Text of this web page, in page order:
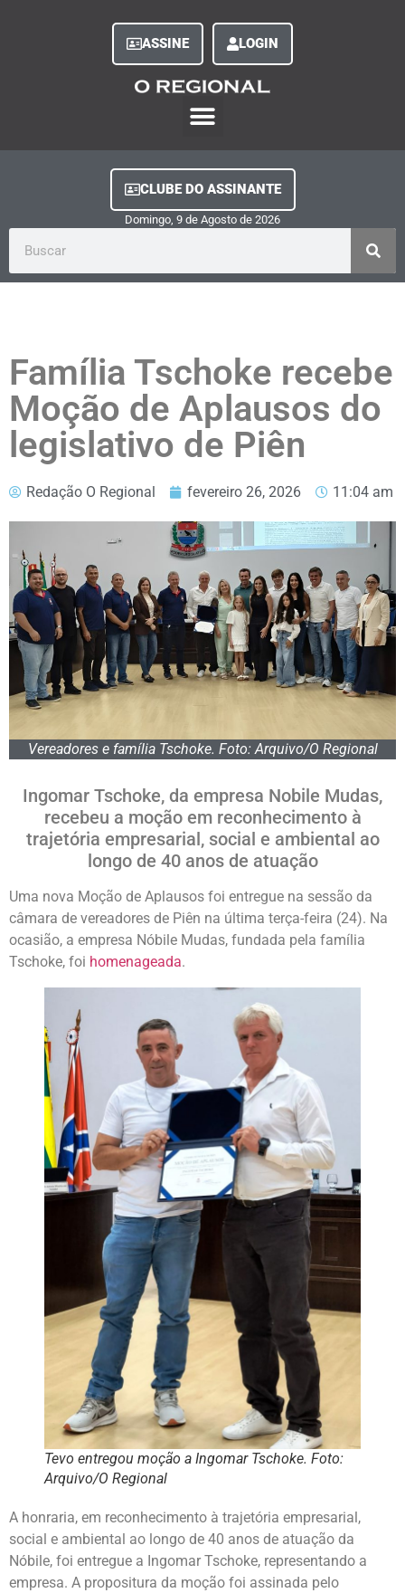
ASSINE LOGIN
CLUBE DO ASSINANTE
Domingo, 9 de Agosto de 2026
Família Tschoke recebe
Moção de Aplausos do
legislativo de Piên
Redação O Regional fevereiro 26, 2026 11:04 am
Vereadores e família Tschoke. Foto: Arquivo/O Regional
Ingomar Tschoke, da empresa Nobile Mudas,
recebeu a moção em reconhecimento à
trajetória empresarial, social e ambiental ao
longo de 40 anos de atuação
Uma nova Moção de Aplausos foi entregue na sessão da
câmara de vereadores de Piên na última terça-feira (24). Na
ocasião, a empresa Nóbile Mudas, fundada pela família
Tschoke, foi homenageada.
Tevo entregou moção a Ingomar Tschoke. Foto:
Arquivo/O Regional
A honraria, em reconhecimento à trajetória empresarial,
social e ambiental ao longo de 40 anos de atuação da
Nóbile, foi entregue a Ingomar Tschoke, representando a
empresa. A propositura da moção foi assinada pelo